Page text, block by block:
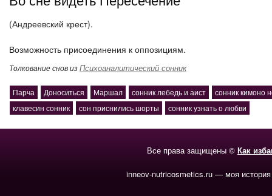
(Андреевский крест).
Возможность присоединения к оппозициям.
Толкование снов изПсихоаналитический сонник
Парча Доноситься Маршал сонник лебедь и аист
сонник кимоно
клавесин сонник
сон приснились шорты сонник узнать о любви
Все права защищены © Как
inneov-nutricosmetics.ru — моя